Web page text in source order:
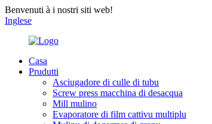
Benvenuti à i nostri siti web!
Inglese
Casa
Prudutti
Asciugadore di culle di tubu
Screw press macchina di desacqua
Mill mulino
Evaporatore di film cattivu multiplu